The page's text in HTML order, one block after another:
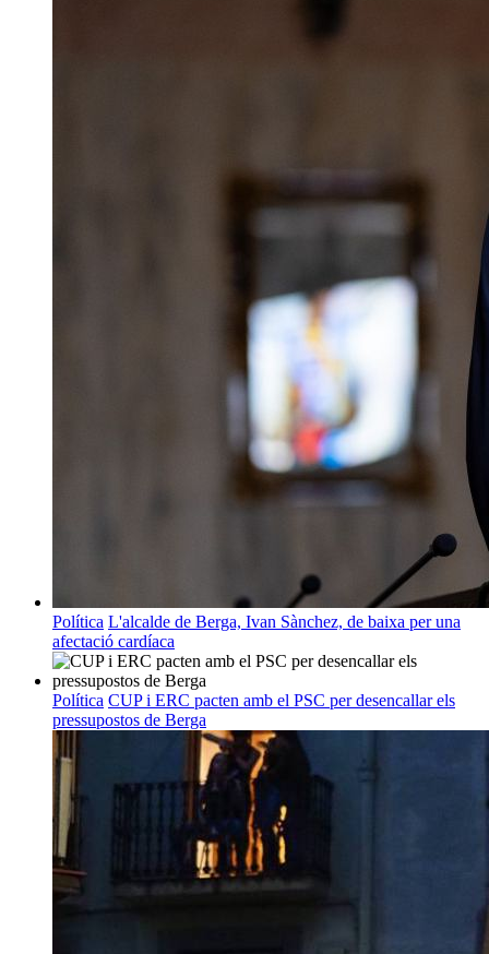
Política L'alcalde de Berga, Ivan Sànchez, de baixa per una
afectació cardíaca
Política CUP i ERC pacten amb el PSC per desencallar els
pressupostos de Berga